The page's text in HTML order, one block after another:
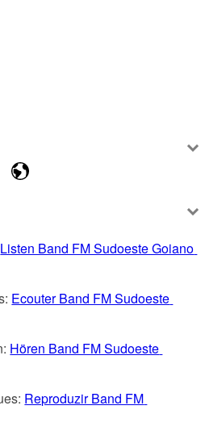
Listen Band FM Sudoeste Goiano
Ecouter Band FM Sudoeste
Hören Band FM Sudoeste
Reproduzir Band FM